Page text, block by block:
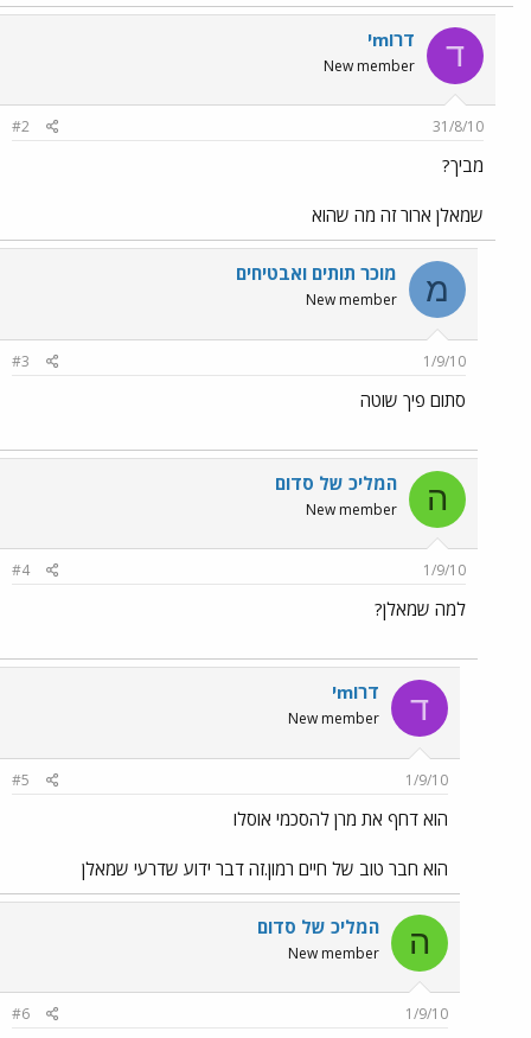
ד דרוmי
New member
31/8/10
#2
מביך?
שמאלן ארור זה מה שהוא
מ מוכר תותים ואבטיחים
New member
1/9/10
#3
סתום פיך שוטה
ה המליכ של סדום
New member
1/9/10
#4
למה שמאלן?
ד דרוmי
New member
1/9/10
#5
הוא דחף את מרן להסכמי אוסלו
הוא חבר טוב של חיים רמון.זה דבר ידוע שדרעי שמאלן
ה המליכ של סדום
New member
1/9/10
#6